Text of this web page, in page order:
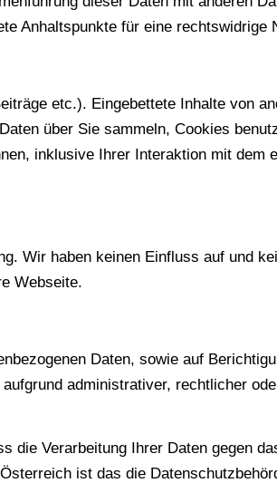
Anhaltspunkte für eine rechtswidrige
etc.). Eingebettete Inhalte von
über Sie sammeln, Cookies
inklusive Ihrer Interaktion mit dem
Wir haben keinen Einfluss auf und
Webseite.
Daten, sowie auf
administrativer, rechtlicher
die Verarbeitung Ihrer Daten gegen
ist das die